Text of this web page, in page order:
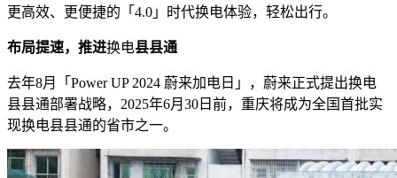
更高效、更便捷的「4.0」时代换电体验，轻松出行。
布局提速，推进换电县县通
去年8月「Power UP 2024 蔚来加电日」，蔚来正式提出换电
县县通部署战略，2025年6月30日前，重庆将成为全国首批实
现换电县县通的省市之一。